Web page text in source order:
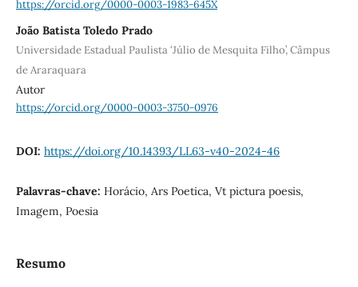
https://orcid.org/0000-0003-1983-645X
João Batista Toledo Prado
Universidade Estadual Paulista ‘Júlio de Mesquita Filho’, Câmpus
de Araraquara
Autor
https://orcid.org/0000-0003-3750-0976
DOI: https://doi.org/10.14393/LL63-v40-2024-46
Palavras-chave: Horácio, Ars Poetica, Vt pictura poesis,
Imagem, Poesia
Resumo